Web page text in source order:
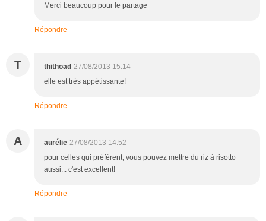
Merci beaucoup pour le partage
Répondre
T thithoad 27/08/2013 15:14
elle est très appétissante!
Répondre
A aurélie 27/08/2013 14:52
pour celles qui préfèrent, vous pouvez mettre du riz à risotto
aussi... c'est excellent!
Répondre